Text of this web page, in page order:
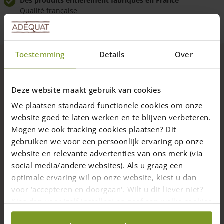
Toestemming Details Over
Deze website maakt gebruik van cookies
We plaatsen standaard functionele cookies om onze
website goed te laten werken en te blijven verbeteren.
Mogen we ook tracking cookies plaatsen? Dit
gebruiken we voor een persoonlijk ervaring op onze
website en relevante advertenties van ons merk (via
social media/andere websites). Als u graag een
optimale ervaring wil op onze website, kiest u dan
voor ‘accepteren en doorgaan'. Wilt u dit liever niet?
Kies dan voor ‘zelf instellen’ en geef aan welke cookies
wij wel mogen verzamelen.
châtaignier
simple
Qualité française
Livraison à domicile fiable
Livraison sous 7 semaines
Livraison dans toute la France
Nous livrons directement chez vous
Ce portail rustique en châtaignier a été spécialement conçu
pour les personnes qui trouvent les portails néerlandais ou
anglais un peu trop classiques. Ce portail combine à la fois
un style épuré et rustique. Ce portail a été conçu et fabriqué
dans nos ateliers.
Spécifications
Ce portail est fabriqué en planches de châtaignier (classe de
durabilité 2) de 2,5 cm d’épaisseur. Les planches sont
Read more
Specifications
Delivery